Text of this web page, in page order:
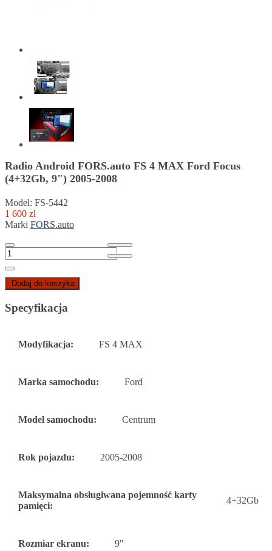
Radio Android FORS.auto FS 4 MAX Ford Focus
(4+32Gb, 9") 2005-2008
Model: FS-5442
1 600 zl
Marki FORS.auto
Dodaj do koszyka
Specyfikacja
Modyfikacja: FS 4 MAX
Marka samochodu: Ford
Model samochodu: Centrum
Rok pojazdu: 2005-2008
Maksymalna obsługiwana pojemność karty
pamięci:
4+32Gb
Rozmiar ekranu: 9"